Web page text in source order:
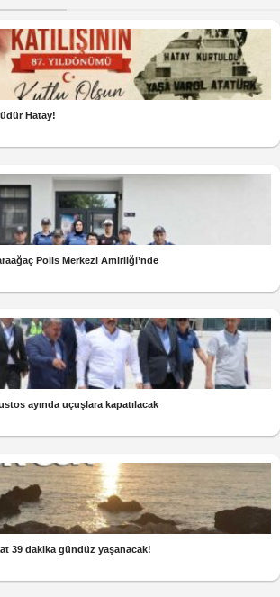
Hatay!
Polis Merkezi Amirliği’nde
ayında uçuşlara kapatılacak
39 dakika gündüz yaşanacak!